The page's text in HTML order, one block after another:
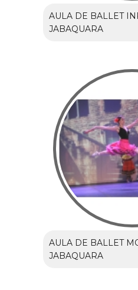
AULA DE BALLET
JABAQUARA
AULA DE BALLET
JABAQUARA